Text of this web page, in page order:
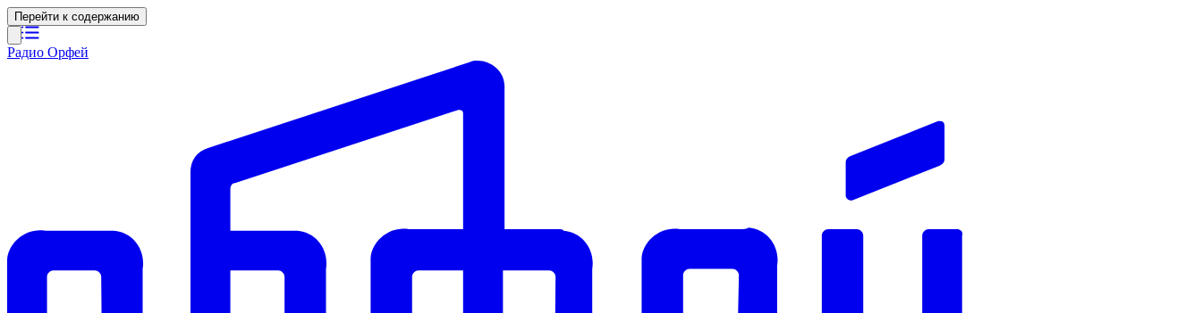
Перейти к содержанию
Радио Орфей